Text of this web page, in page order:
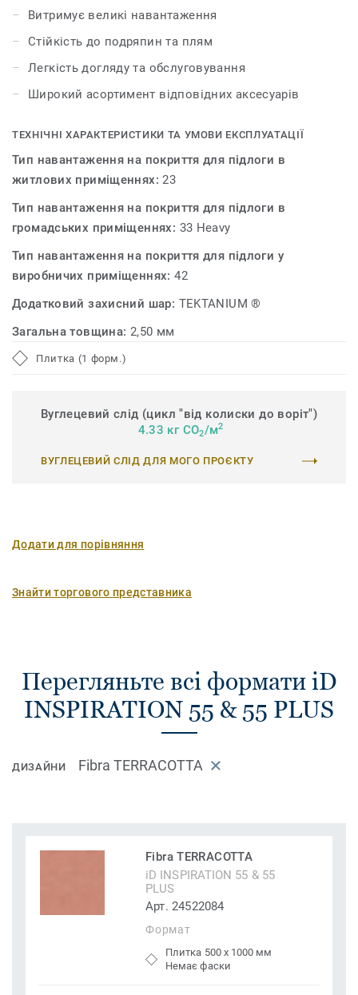
технологія, яка відтворює рельєф і зовнішній вигляд
Витримує великі навантаження
Стійкість до подряпин та плям
Легкість догляду та обслуговування
Широкий асортимент відповідних аксесуарів
ТЕХНІЧНІ ХАРАКТЕРИСТИКИ ТА УМОВИ ЕКСПЛУАТАЦІЇ
Тип навантаження на покриття для підлоги в
житлових приміщеннях:23
Тип навантаження на покриття для підлоги в
громадських приміщеннях: 33 Heavy
Тип навантаження на покриття для підлоги у
виробничих приміщеннях:42
Додатковий захисний шар: TEKTANIUM ®
Загальна товщина: 2,50 мм
Плитка (1 форм.)
Вуглецевий слід (цикл "від колиски до воріт")
4.33 кг CO2/м2
ВУГЛЕЦЕВИЙ СЛІД ДЛЯ МОГО ПРОЄКТУ
Додати для порівняння
Знайти торгового представника
Перегляньте всі формати iD
INSPIRATION 55 & 55 PLUS
ДИЗАЙНИ Fibra TERRACOTTA
Fibra TERRACOTTA
iD INSPIRATION 55 & 55
PLUS
Арт. 24522084
Формат
Плитка 500 x 1000 мм
Немає фаски